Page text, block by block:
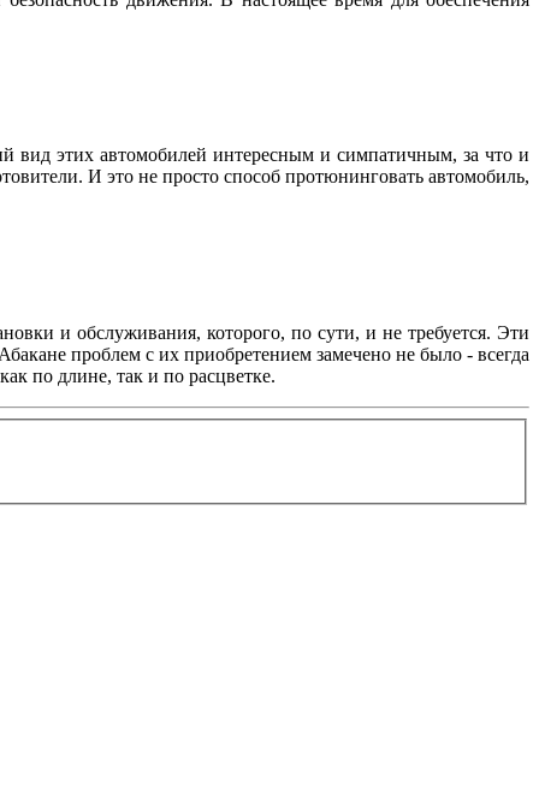
вид этих автомобилей интересным и симпатичным, за что и
И это не просто способ протюнинговать автомобиль,
и обслуживания, которого, по сути, и не требуется. Эти
проблем с их приобретением замечено не было - всегда
по длине, так и по расцветке.